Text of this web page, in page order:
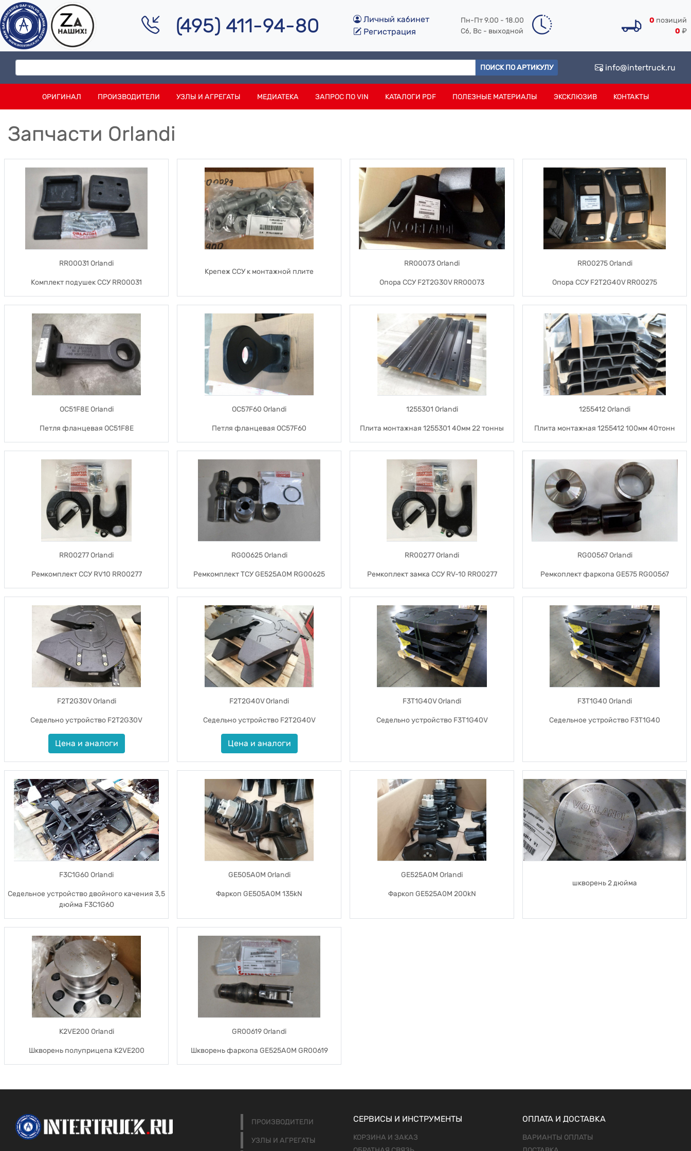
(495) 411-94-80
Личный кабинет
Регистрация
Пн-Пт 9.00 - 18.00
Сб, Вс - выходной
0 позиций
0 ₽
ПОИСК ПО АРТИКУЛУ info@intertruck.ru
ОРИГИНАЛ ПРОИЗВОДИТЕЛИ УЗЛЫ И АГРЕГАТЫ МЕДИАТЕКА ЗАПРОС ПО VIN КАТАЛОГИ PDF ПОЛЕЗНЫЕ МАТЕРИАЛЫ ЭКСКЛЮЗИВ КОНТАКТЫ
Запчасти Orlandi
RR00031 Orlandi
Комплект подушек ССУ RR00031
Крепеж ССУ к монтажной плите
RR00073 Orlandi
Опора ССУ F2T2G30V RR00073
RR00275 Orlandi
Опора ССУ F2T2G40V RR00275
OC51F8E Orlandi
Петля фланцевая OC51F8E
OC57F60 Orlandi
Петля фланцевая OC57F60
1255301 Orlandi
Плита монтажная 1255301 40мм 22 тонны
1255412 Orlandi
Плита монтажная 1255412 100мм 40тонн
RR00277 Orlandi
Ремкомплект ССУ RV10 RR00277
RG00625 Orlandi
Ремкомплект ТСУ GE525A0M RG00625
RR00277 Orlandi
Ремкоплект замка ССУ RV-10 RR00277
RG00567 Orlandi
Ремкоплект фаркопа GE575 RG00567
F2T2G30V Orlandi
Седельно устройство F2T2G30V
Цена и аналоги
F2T2G40V Orlandi
Седельно устройство F2T2G40V
Цена и аналоги
F3T1G40V Orlandi
Седельно устройство F3T1G40V
F3T1G40 Orlandi
Седельное устройство F3T1G40
F3C1G60 Orlandi
Седельное устройство двойного качения 3,5
дюйма F3C1G60
GE505A0M Orlandi
Фаркоп GE505A0M 135kN
GE525A0M Orlandi
Фаркоп GE525A0M 200kN
шкворень 2 дюйма
K2VE200 Orlandi
Шкворень полуприцепа K2VE200
GR00619 Orlandi
Шкворень фаркопа GE525A0M GR00619
ПРОИЗВОДИТЕЛИ
УЗЛЫ И АГРЕГАТЫ
СЕРВИСЫ И ИНСТРУМЕНТЫ
КОРЗИНА И ЗАКАЗ
ОПЛАТА И ДОСТАВКА
ВАРИАНТЫ ОПЛАТЫ